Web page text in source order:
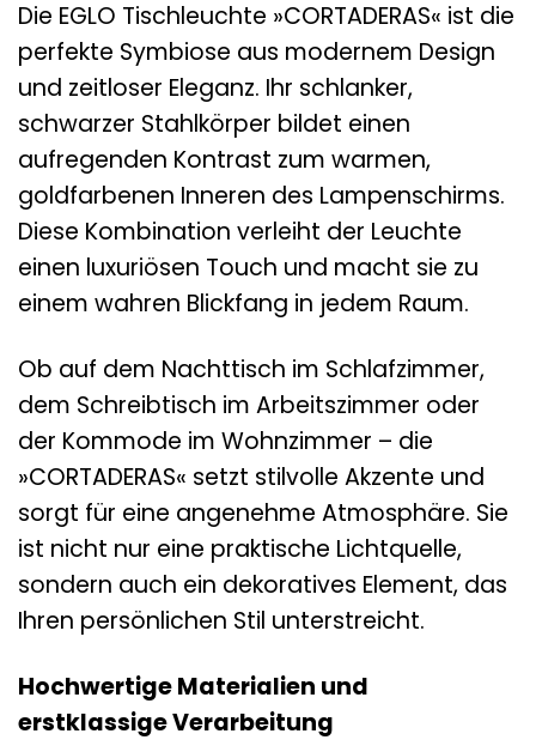
Die EGLO Tischleuchte »CORTADERAS« ist die
perfekte Symbiose aus modernem Design
und zeitloser Eleganz. Ihr schlanker,
schwarzer Stahlkörper bildet einen
aufregenden Kontrast zum warmen,
goldfarbenen Inneren des Lampenschirms.
Diese Kombination verleiht der Leuchte
einen luxuriösen Touch und macht sie zu
einem wahren Blickfang in jedem Raum.
Ob auf dem Nachttisch im Schlafzimmer,
dem Schreibtisch im Arbeitszimmer oder
der Kommode im Wohnzimmer – die
»CORTADERAS« setzt stilvolle Akzente und
sorgt für eine angenehme Atmosphäre. Sie
ist nicht nur eine praktische Lichtquelle,
sondern auch ein dekoratives Element, das
Ihren persönlichen Stil unterstreicht.
Hochwertige Materialien und
erstklassige Verarbeitung